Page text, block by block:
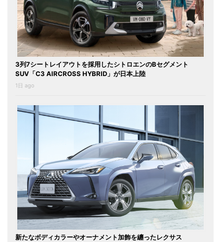
3列7シートレイアウトを採用したシトロエンのBセグメント
SUV「C3 AIRCROSS HYBRID」が日本上陸
1日 ago
新たなボディカラーやオーナメント加飾を纏ったレクサス